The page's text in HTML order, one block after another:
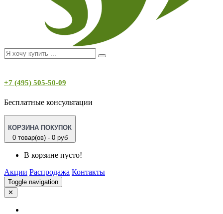
+7 (495) 505-50-09
Бесплатные консультации
КОРЗИНА ПОКУПОК
0 товар(ов) - 0 руб
В корзине пусто!
Акции Распродажа Контакты
Toggle navigation
✕